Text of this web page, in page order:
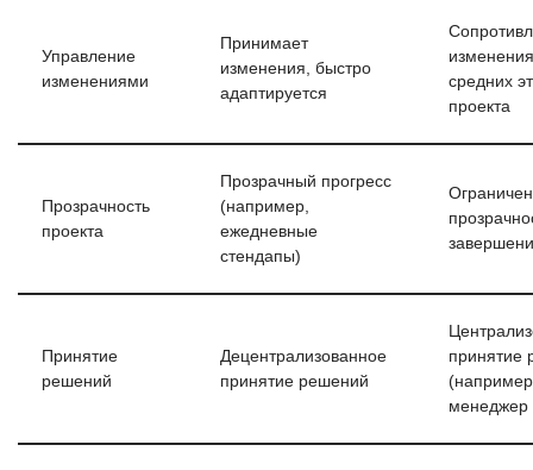
Управление
изменениями
Принимает
изменения, быстро
адаптируется
средних
проекта
Прозрачность
проекта
Прозрачный прогресс
(например,
ежедневные
стендапы)
Принятие
решений
Децентрализованное
принятие решений
принятие
менеджер